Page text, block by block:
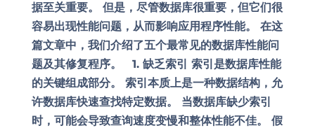
据至关重要。 但是，尽管数据库很重要，但它们很
容易出现性能问题，从而影响应用程序性能。 在这
篇文章中，我们介绍了五个最常见的数据库性能问
题及其修复程序。 1. 缺乏索引 索引是数据库性能
的关键组成部分。 索引本质上是一种数据结构，允
许数据库快速查找特定数据。 当数据库缺少索引
时，可能会导致查询速度变慢和整体性能不佳。 假